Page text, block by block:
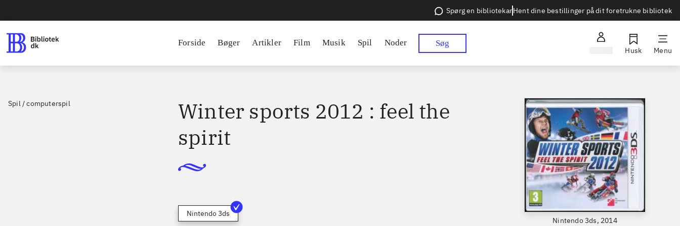
Spørg en bibliotekarHent dine bestillinger på dit foretrukne bibliotek
Forside Bøger Artikler Film Musik Spil Noder Søg
Husk Menu
Spil / computerspil
Nintendo 3ds, 2014
Winter sports 2012 : feel the
spirit
Nintendo 3ds